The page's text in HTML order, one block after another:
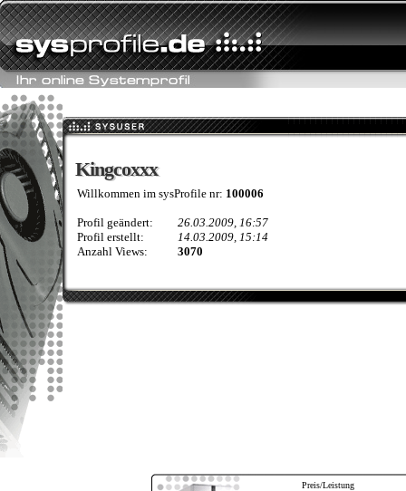
Kingcoxxx
Kingcoxxx
Willkommen im sysProfile nr: 100006
Profil geändert:
26.03.2009, 16:57
Profil erstellt:
14.03.2009, 15:14
Anzahl Views:
3070
Preis/Leistung